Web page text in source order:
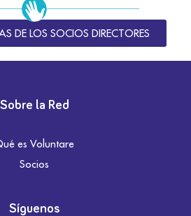
DE LOS SOCIOS DIRECTORES
Sobre la Red
es Voluntare
Socios
Síguenos